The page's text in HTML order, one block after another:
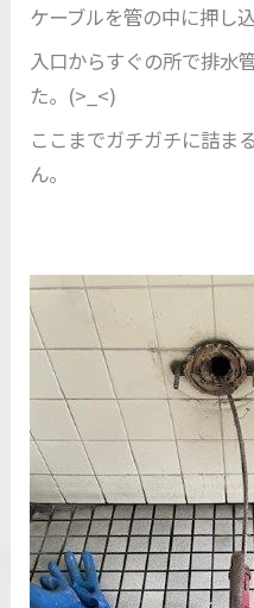
ケーブルを管の中に押し込
入口からすぐの所で排水
た。(>_<)
ここまでガチガチに詰ま
ん。